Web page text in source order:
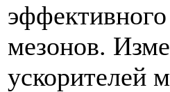
мезонов.
ускорителей